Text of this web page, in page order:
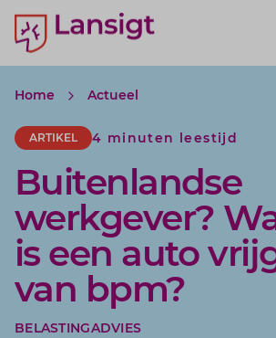
Lansigt Accountants logo
search website
Home Actueel
ARTIKEL 4 minuten leestijd
Buitenlandse
werkgever?
is een auto
van bpm?
BELASTINGADVIES